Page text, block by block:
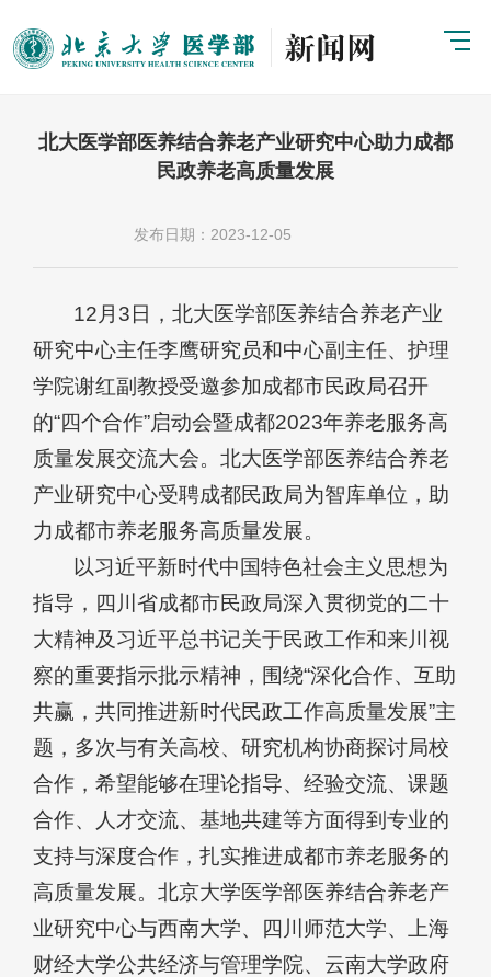
北大医学部医养结合养老产业研究中心助力成都
民政养老高质量发展
发布日期：2023-12-05
12月3日，北大医学部医养结合养老产业
研究中心主任李鹰研究员和中心副主任、护理
学院谢红副教授受邀参加成都市民政局召开
的“四个合作”启动会暨成都2023年养老服务高
质量发展交流大会。 北大医学部医养结合养老
产业研究中心受聘成都民政局为智库单位，助
力成都市养老服务高质量发展。
以习近平新时代中国特色社会主义思想为
指导，四川省成都市民政局深入贯彻党的二十
大精神及习近平总书记关于民政工作和来川视
察的重要指示批示精神，围绕“深化合作、互助
共赢，共同推进新时代民政工作高质量发展”主
题，多次与有关高校、研究机构协商探讨局校
合作，希望能够在理论指导、经验交流、课题
合作、人才交流、基地共建等方面得到专业的
支持与深度合作，扎实推进成都市养老服务的
高质量发展。北京大学医学部医养结合养老产
业研究中心与西南大学、四川师范大学、上海
财经大学公共经济与管理学院、云南大学政府